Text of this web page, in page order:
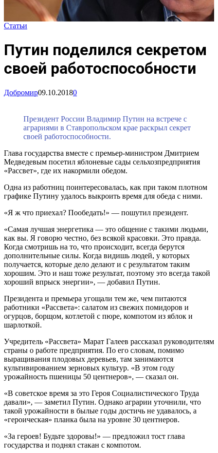
Статьи
Путин поделился секретом
своей работоспособности
Добромир09.10.20180
Президент России Владимир Путин на встрече с
аграриями в Ставропольском крае раскрыл секрет
своей работоспособности.
Глава государства вместе с премьер-министром Дмитрием
Медведевым посетил яблоневые сады сельхозпредприятия
«Рассвет», где их накормили обедом.
Одна из работниц поинтересовалась, как при таком плотном
графике Путину удалось выкроить время для обеда с ними.
«Я ж что приехал? Пообедать!» — пошутил президент.
«Самая лучшая энергетика — это общение с такими людьми,
как вы. Я говорю честно, без всякой красовки. Это правда.
Когда смотришь на то, что происходит, всегда берутся
дополнительные силы. Когда видишь людей, у которых
получается, которые дело делают и с результатом таким
хорошим. Это и наш тоже результат, поэтому это всегда такой
хороший впрыск энергии», — добавил Путин.
Президента и премьера угощали тем же, чем питаются
работники «Рассвета»: салатом из свежих помидоров и
огурцов, борщом, котлетой с пюре, компотом из яблок и
шарлоткой.
Учредитель «Рассвета» Марат Галеев рассказал руководителям
страны о работе предприятия. По его словам, помимо
выращивания плодовых деревьев, там занимаются
культивированием зерновых культур. «В этом году
урожайность пшеницы 50 центнеров», — сказал он.
«В советское время за это Героя Социалистического Труда
давали», — заметил Путин. Однако аграрии уточнили, что
такой урожайности в былые годы достичь не удавалось, а
«героическая» планка была на уровне 30 центнеров.
«За героев! Будьте здоровы!» — предложил тост глава
государства и поднял стакан с компотом.